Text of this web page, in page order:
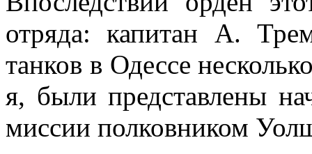
отряда: капитан А.
танков в Одессе
я, были представлены
миссии полковником